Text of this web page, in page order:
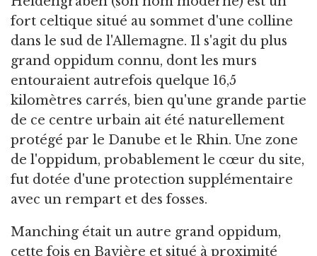
fort celtique situé au sommet d'une colline
dans le sud de l'Allemagne. Il s'agit du plus
grand oppidum connu, dont les murs
entouraient autrefois quelque 16,5
kilomètres carrés, bien qu'une grande partie
de ce centre urbain ait été naturellement
protégé par le Danube et le Rhin. Une zone
de l'oppidum, probablement le cœur du site,
fut dotée d'une protection supplémentaire
avec un rempart et des fosses.
Manching était un autre grand oppidum,
cette fois en Bavière et situé à proximité